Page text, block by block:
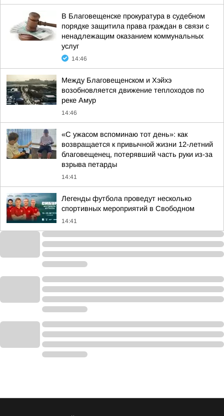
В Благовещенске прокуратура в судебном
порядке защитила права граждан в связи с
ненадлежащим оказанием коммунальных
услуг
14:46
Между Благовещенском и Хэйхэ
возобновляется движение теплоходов по
реке Амур
14:46
«С ужасом вспоминаю тот день»: как
возвращается к привычной жизни 12-летний
благовещенец, потерявший часть руки из-за
взрыва петарды
14:41
Легенды футбола проведут несколько
спортивных мероприятий в Свободном
14:41